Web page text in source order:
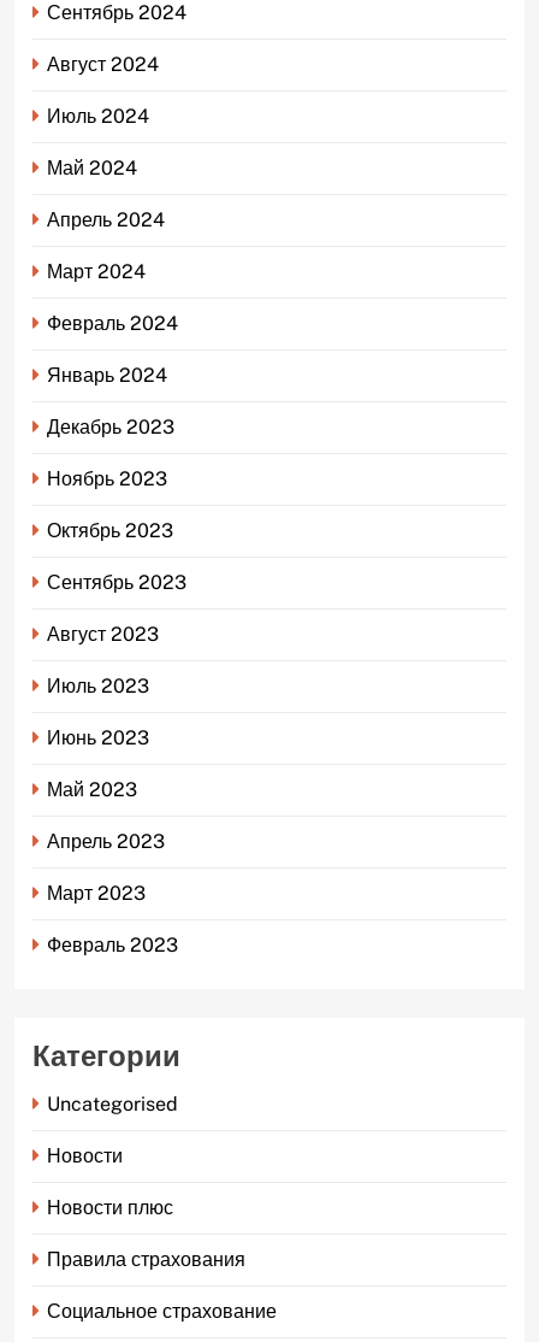
Сентябрь 2024
Август 2024
Июль 2024
Май 2024
Апрель 2024
Март 2024
Февраль 2024
Январь 2024
Декабрь 2023
Ноябрь 2023
Октябрь 2023
Сентябрь 2023
Август 2023
Июль 2023
Июнь 2023
Май 2023
Апрель 2023
Март 2023
Февраль 2023
Категории
Uncategorised
Новости
Новости плюс
Правила страхования
Социальное страхование